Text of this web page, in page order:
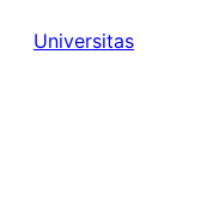
Universitas